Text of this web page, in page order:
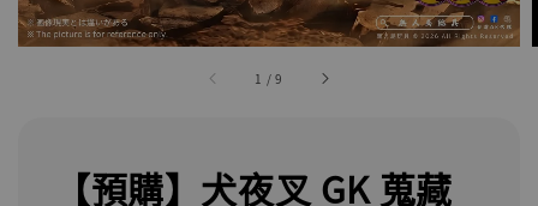
1 /9
【預購】犬夜叉 GK 蒐藏